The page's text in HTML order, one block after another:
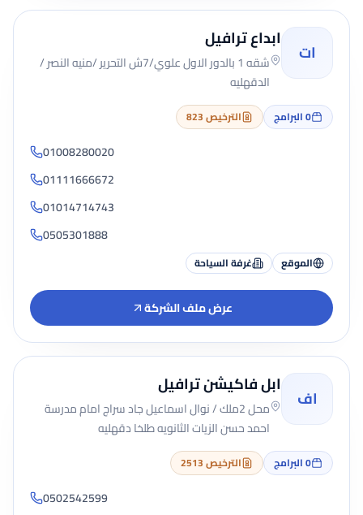
ات
ابداع ترافيل
شقه 1 بالدور الاول علوي/7ش التحرير /منيه النصر /
الدقهليه
0البرامج الترخيص 823
01008280020
01111666672
01014714743
0505301888
الموقع غرفة السياحة
عرض ملف الشركة
اف
ابل فاكيشن ترافيل
محل 2ملك / نوال اسماعيل جاد سراج امام مدرسة
احمد حسن الزيات الثانويه طلخا دقهليه
0البرامج الترخيص 2513
0502542599